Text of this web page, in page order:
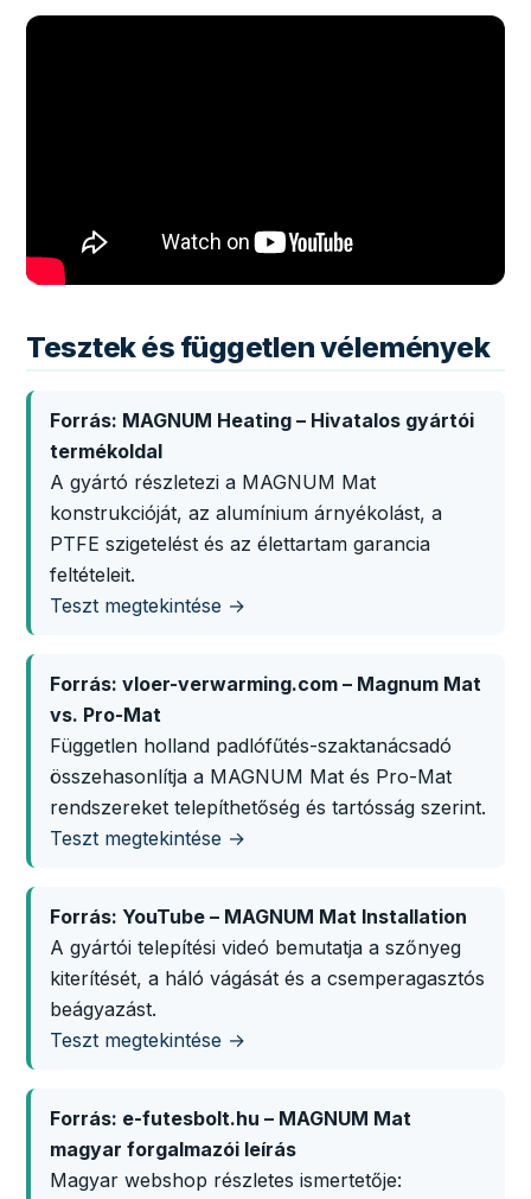
Tesztek és független vélemények
Forrás: MAGNUM Heating – Hivatalos gyártói
termékoldal
A gyártó részletezi a MAGNUM Mat
konstrukcióját, az alumínium árnyékolást, a
PTFE szigetelést és az élettartam garancia
feltételeit.
Teszt megtekintése →
Forrás: vloer-verwarming.com – Magnum Mat
vs. Pro-Mat
Független holland padlófűtés-szaktanácsadó
összehasonlítja a MAGNUM Mat és Pro-Mat
rendszereket telepíthetőség és tartósság szerint.
Teszt megtekintése →
Forrás: YouTube – MAGNUM Mat Installation
A gyártói telepítési videó bemutatja a szőnyeg
kiterítését, a háló vágását és a csemperagasztós
beágyazást.
Teszt megtekintése →
Forrás: e-futesbolt.hu – MAGNUM Mat
magyar forgalmazói leírás
Magyar webshop részletes ismertetője: